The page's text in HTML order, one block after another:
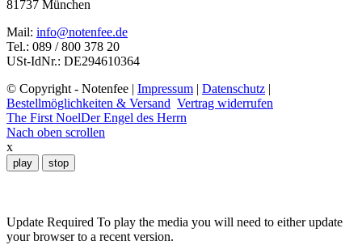
gewählt
werden
81737 München
Mail: info@notenfee.de
Tel.: 089 / 800 378 20
USt-IdNr.: DE294610364
© Copyright - Notenfee | Impressum | Datenschutz |
Bestellmöglichkeiten & Versand Vertrag widerrufen
The First NoelDer Engel des Herrn
Nach oben scrollen
x
play stop
Update Required To play the media you will need to either update
your browser to a recent version.